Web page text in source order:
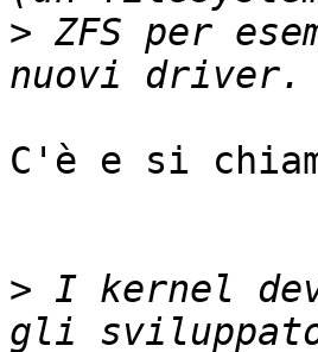
> ZFS per
C'è e si
> I kernel